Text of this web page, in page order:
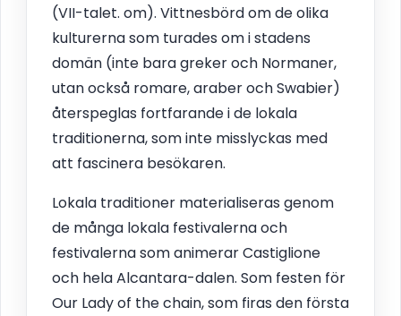
(VII-talet. om). Vittnesbörd om de olika
kulturerna som turades om i stadens
domän (inte bara greker och Normaner,
utan också romare, araber och Swabier)
återspeglas fortfarande i de lokala
traditionerna, som inte misslyckas med
att fascinera besökaren.
Lokala traditioner materialiseras genom
de många lokala festivalerna och
festivalerna som animerar Castiglione
och hela Alcantara-dalen. Som festen för
Our Lady of the chain, som firas den första